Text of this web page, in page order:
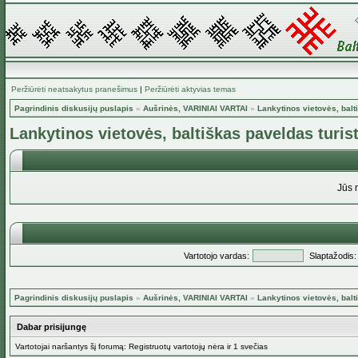
Peržiūrėti neatsakytus pranešimus | Peržiūrėti aktyvias temas
Pagrindinis diskusijų puslapis » Aušrinės, VARINIAI VARTAI » Lankytinos vietovės,
Lankytinos vietovės, baltiškas paveldas
Jūs
Vartotojo vardas: Slaptažodis:
Pagrindinis diskusijų puslapis » Aušrinės, VARINIAI VARTAI » Lankytinos vietovės,
Dabar prisijungę
Vartotojai naršantys šį forumą: Registruotų vartotojų nėra ir 1 svečias